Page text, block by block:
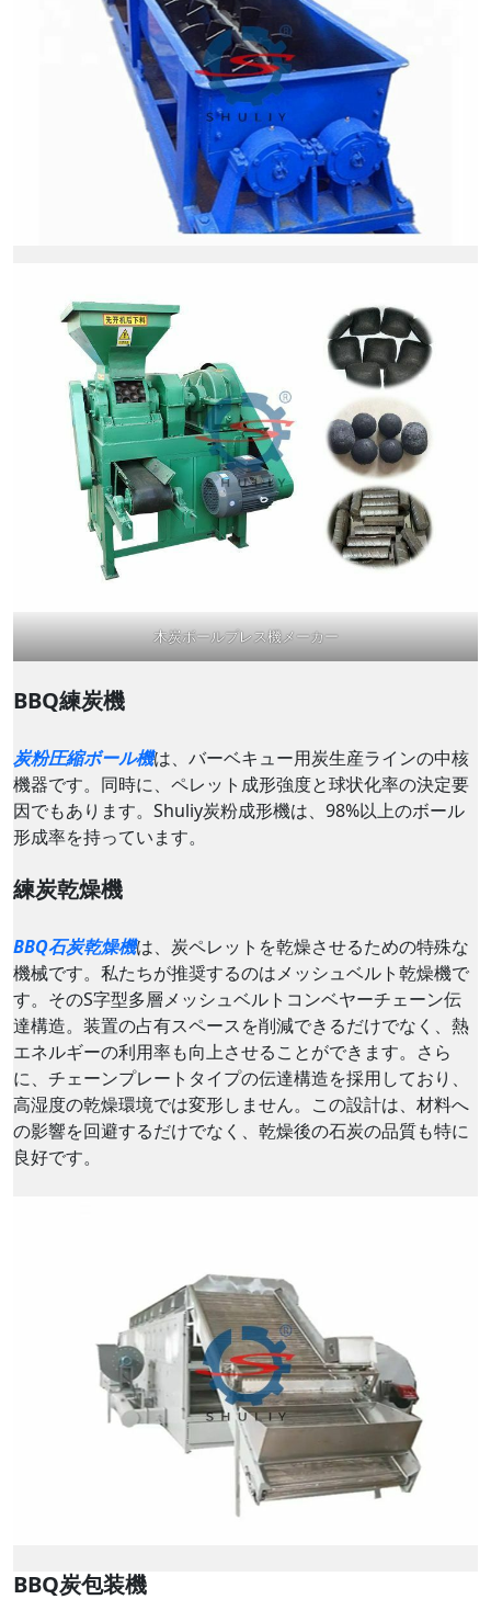
木炭ボールプレス機メーカー
BBQ練炭機
炭粉圧縮ボール機は、バーベキュー用炭生産ラインの中核
機器です。同時に、ペレット成形強度と球状化率の決定要
因でもあります。Shuliy炭粉成形機は、98%以上のボール
形成率を持っています。
練炭乾燥機
BBQ石炭乾燥機は、炭ペレットを乾燥させるための特殊な
機械です。私たちが推奨するのはメッシュベルト乾燥機で
す。そのS字型多層メッシュベルトコンベヤーチェーン伝
達構造。装置の占有スペースを削減できるだけでなく、熱
エネルギーの利用率も向上させることができます。さら
に、チェーンプレートタイプの伝達構造を採用しており、
高湿度の乾燥環境では変形しません。この設計は、材料へ
の影響を回避するだけでなく、乾燥後の石炭の品質も特に
良好です。
BBQ炭包装機